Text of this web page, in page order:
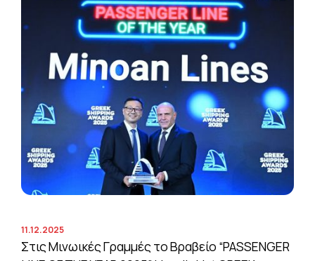
11.12.2025
Στις Μινωικές Γραμμές το Βραβείο “PASSENGER